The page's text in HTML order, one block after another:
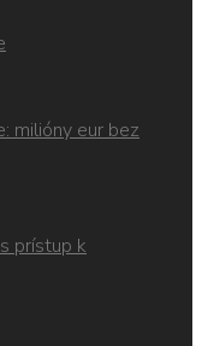
milióny eur bez
prístup k